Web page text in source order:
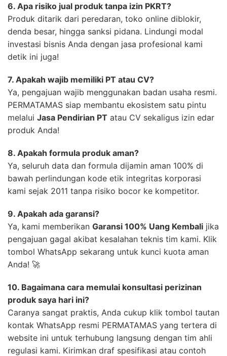
6. Apa risiko jual produk tanpa izin PKRT?
Produk ditarik dari peredaran, toko online diblokir,
denda besar, hingga sanksi pidana. Lindungi modal
investasi bisnis Anda dengan jasa profesional kami
detik ini juga!
7. Apakah wajib memiliki PT atau CV?
Ya, pengajuan wajib menggunakan badan usaha resmi.
PERMATAMAS siap membantu ekosistem satu pintu
melalui Jasa Pendirian PT atau CV sekaligus izin edar
produk Anda!
8. Apakah formula produk aman?
Ya, seluruh data dan formula dijamin aman 100% di
bawah perlindungan kode etik integritas korporasi
kami sejak 2011 tanpa risiko bocor ke kompetitor.
9. Apakah ada garansi?
Ya, kami memberikan Garansi 100% Uang Kembali jika
pengajuan gagal akibat kesalahan teknis tim kami. Klik
tombol WhatsApp sekarang untuk kunci kuota aman
Anda! 🚀
10. Bagaimana cara memulai konsultasi perizinan
produk saya hari ini?
Caranya sangat praktis, Anda cukup klik tombol tautan
kontak WhatsApp resmi PERMATAMAS yang tertera di
website ini untuk terhubung langsung dengan tim ahli
regulasi kami. Kirimkan draf spesifikasi atau contoh